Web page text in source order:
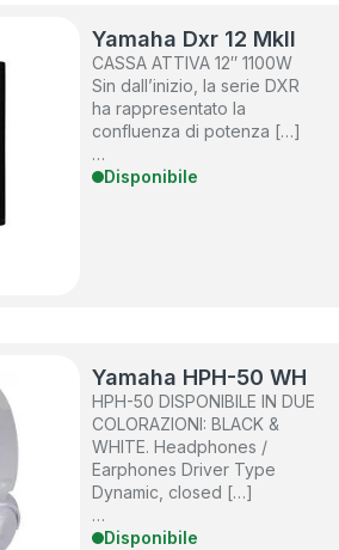
Yamaha Dxr 12 MkII
CASSA ATTIVA 12″ 1100W
Sin dall’inizio, la serie DXR
ha rappresentato la
confluenza di potenza […]
…
Disponibile
Yamaha HPH-50 WH
HPH-50 DISPONIBILE IN DUE
COLORAZIONI: BLACK &
WHITE. Headphones /
Earphones Driver Type
Dynamic, closed […]
…
Disponibile